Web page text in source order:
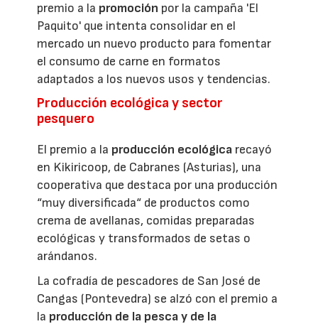
premio a la promoción por la campaña 'El
Paquito' que intenta consolidar en el
mercado un nuevo producto para fomentar
el consumo de carne en formatos
adaptados a los nuevos usos y tendencias.
Producción ecológica y sector
pesquero
El premio a la producción ecológica recayó
en Kikiricoop, de Cabranes (Asturias), una
cooperativa que destaca por una producción
“muy diversificada“ de productos como
crema de avellanas, comidas preparadas
ecológicas y transformados de setas o
arándanos.
La cofradía de pescadores de San José de
Cangas (Pontevedra) se alzó con el premio a
la producción de la pesca y de la